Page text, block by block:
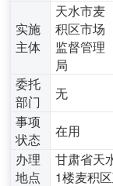
实施
主体
天水市麦
积区市场
监督管理
局
委托
部门
无
事项
状态
在用
办理
地点
甘肃省天
1楼麦积